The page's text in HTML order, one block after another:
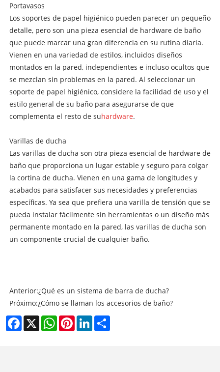
Portavasos
Los soportes de papel higiénico pueden parecer un pequeño
detalle, pero son una pieza esencial de hardware de baño
que puede marcar una gran diferencia en su rutina diaria.
Vienen en una variedad de estilos, incluidos diseños
montados en la pared, independientes e incluso ocultos que
se mezclan sin problemas en la pared. Al seleccionar un
soporte de papel higiénico, considere la facilidad de uso y el
estilo general de su baño para asegurarse de que
complementa el resto de suhardware.
Varillas de ducha
Las varillas de ducha son otra pieza esencial de hardware de
baño que proporciona un lugar estable y seguro para colgar
la cortina de ducha. Vienen en una gama de longitudes y
acabados para satisfacer sus necesidades y preferencias
específicas. Ya sea que prefiera una varilla de tensión que se
pueda instalar fácilmente sin herramientas o un diseño más
permanente montado en la pared, las varillas de ducha son
un componente crucial de cualquier baño.
Anterior:¿Qué es un sistema de barra de ducha?
Próximo:¿Cómo se llaman los accesorios de baño?
Facebook
X WhatsAppPinterestLinkedIn